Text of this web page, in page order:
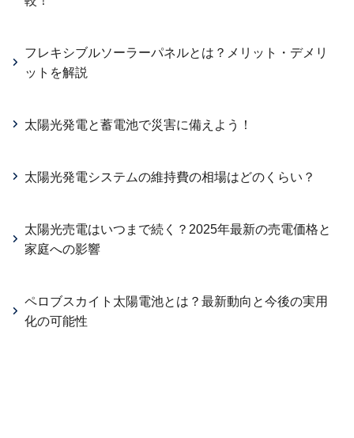
フレキシブルソーラーパネルとは？メリット・デメリ
ットを解説
太陽光発電と蓄電池で災害に備えよう！
太陽光発電システムの維持費の相場はどのくらい？
太陽光売電はいつまで続く？2025年最新の売電価格と
家庭への影響
ペロブスカイト太陽電池とは？最新動向と今後の実用
化の可能性